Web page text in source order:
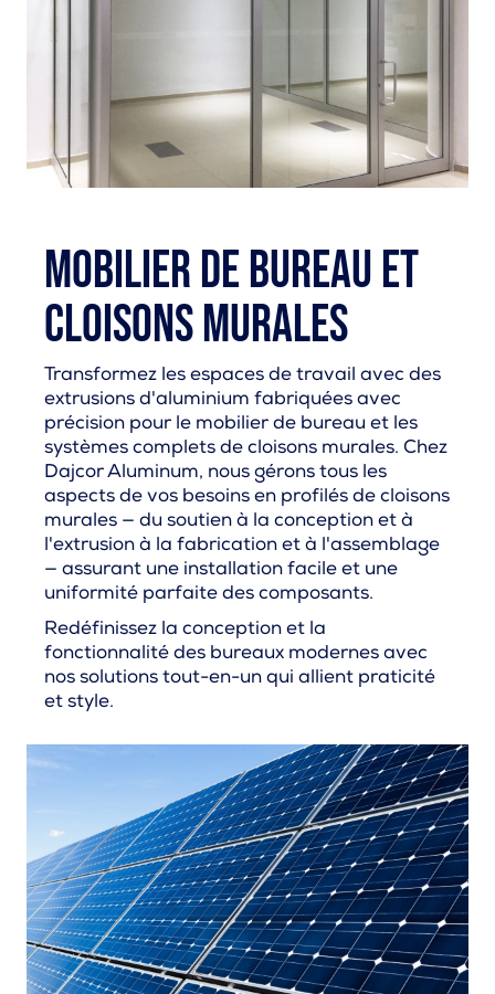
Mobilier de bureau et
cloisons murales
Transformez les espaces de travail avec des
extrusions d'aluminium fabriquées avec
précision pour le mobilier de bureau et les
systèmes complets de cloisons murales. Chez
Dajcor Aluminum, nous gérons tous les
aspects de vos besoins en profilés de cloisons
murales — du soutien à la conception et à
l'extrusion à la fabrication et à l'assemblage
— assurant une installation facile et une
uniformité parfaite des composants.
Redéfinissez la conception et la
fonctionnalité des bureaux modernes avec
nos solutions tout-en-un qui allient praticité
et style.